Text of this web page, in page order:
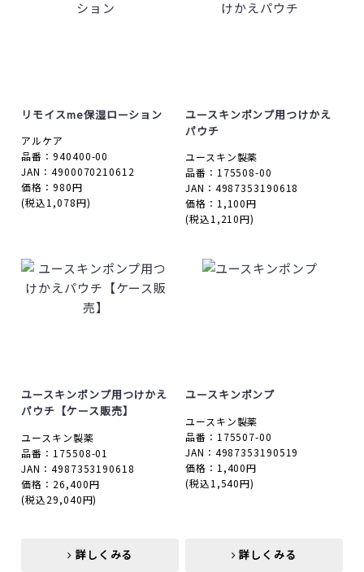
リモイスme保湿ローション
アルケア
品番：940400-00
JAN：4900070210612
価格：980円
(税込1,078円)
詳しくみる
ユースキンポンプ用つけかえ
パウチ
ユースキン製薬
品番：175508-00
JAN：4987353190618
価格：1,100円
(税込1,210円)
詳しくみる
ユースキンポンプ用つけかえ
パウチ【ケース販売】
ユースキン製薬
品番：175508-01
JAN：4987353190618
価格：26,400円
(税込29,040円)
詳しくみる
ユースキンポンプ
ユースキン製薬
品番：175507-00
JAN：4987353190519
価格：1,400円
(税込1,540円)
詳しくみる